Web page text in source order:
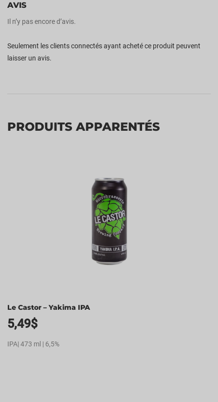
AVIS
Il n’y pas encore d’avis.
Seulement les clients connectés ayant acheté ce produit peuvent
laisser un avis.
PRODUITS APPARENTÉS
Le Castor – Yakima IPA
5,49$
IPA| 473 ml | 6,5%